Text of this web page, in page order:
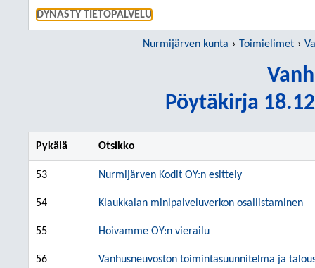
DYNASTY TIETOPALVELU
Nurmijärven kunta Toimielimet
Pöytäkirja
Pykälä Otsikko
53 Nurmijärven Kodit OY:n esittely
54 Klaukkalan minipalveluverkon osallistaminen
55 Hoivamme OY:n vierailu
56 Vanhusneuvoston toimintasuunnitelma ja